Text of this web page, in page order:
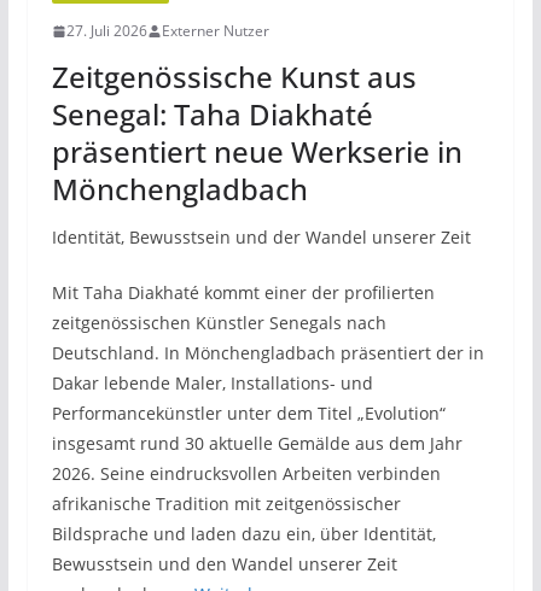
27. Juli 2026 Externer Nutzer
Zeitgenössische Kunst aus
Senegal: Taha Diakhaté
präsentiert neue Werkserie in
Mönchengladbach
Identität, Bewusstsein und der Wandel unserer Zeit
Mit Taha Diakhaté kommt einer der profilierten
zeitgenössischen Künstler Senegals nach
Deutschland. In Mönchengladbach präsentiert der in
Dakar lebende Maler, Installations- und
Performancekünstler unter dem Titel „Evolution“
insgesamt rund 30 aktuelle Gemälde aus dem Jahr
2026. Seine eindrucksvollen Arbeiten verbinden
afrikanische Tradition mit zeitgenössischer
Bildsprache und laden dazu ein, über Identität,
Bewusstsein und den Wandel unserer Zeit